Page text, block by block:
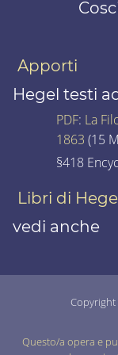
Apporti
Hegel testi
PDF: La
1863 (15
§418
Libri di
vedi anche
Copyright
Questo/a opera e